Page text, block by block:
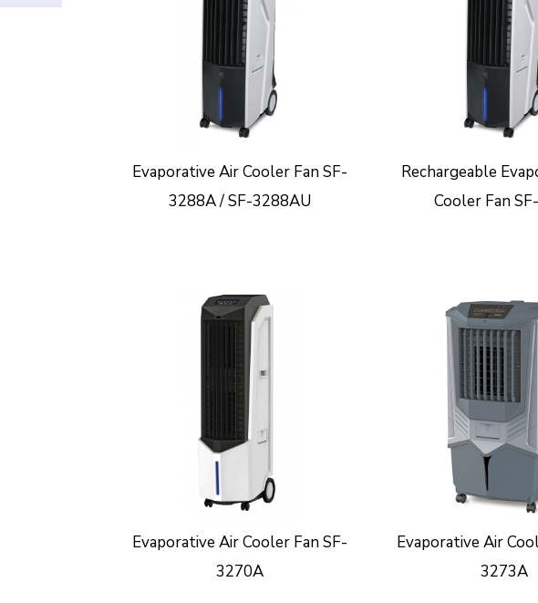
Evaporative Air Cooler Fan SF-
3288A / SF-3288AU
Rechargeable
Cooler Fan
Evaporative Air Cooler Fan SF-
3270A
Evaporative Air
3273A